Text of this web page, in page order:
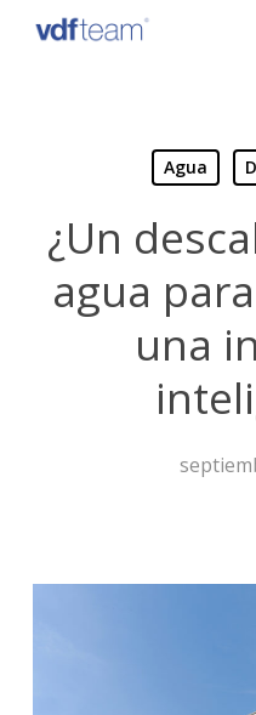
Agua
¿Un
agua
una